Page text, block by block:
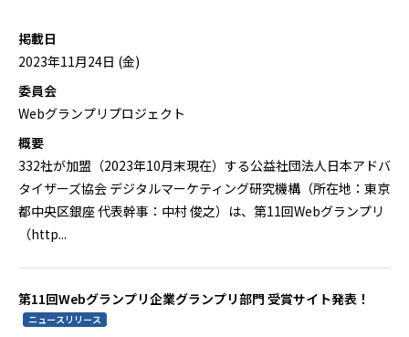
掲載日
2023年11月24日 (金)
委員会
Webグランプリプロジェクト
概要
332社が加盟（2023年10月末現在）する公益社団法人日本アドバ
タイザーズ協会 デジタルマーケティング研究機構（所在地：東京
都中央区銀座 代表幹事：中村 俊之）は、第11回Webグランプリ
（http...
第11回Webグランプリ企業グランプリ部門 受賞サイト発表！
ニュースリリース